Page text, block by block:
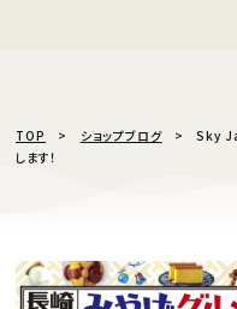
TOP ショップブログ
Sky
します！